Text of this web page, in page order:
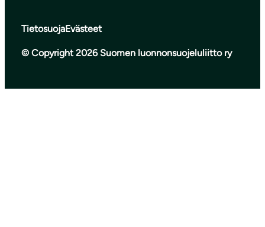
TietosuojaEvästeet
© Copyright 2026 Suomen luonnonsuojeluliitto ry